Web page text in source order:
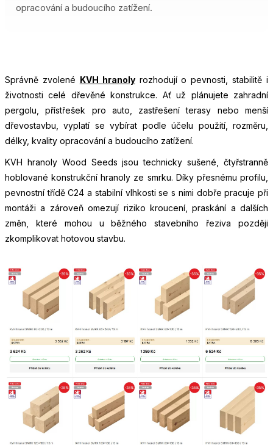
opracování a budoucího zatížení.
Správně zvolené KVH hranolyrozhodují o pevnosti, stabilitě i
životnosti celé dřevěné konstrukce. Ať už plánujete zahradní
pergolu, přístřešek pro auto, zastřešení terasy nebo menší
dřevostavbu, vyplatí se vybírat podle účelu použití, rozměru,
délky, kvality opracování a budoucího zatížení.
KVH hranoly Wood Seeds jsou technicky sušené, čtyřstranně
hoblované konstrukční hranoly ze smrku. Díky přesnému profilu,
pevnostní třídě C24 a stabilní vlhkosti se s nimi dobře pracuje při
montáži a zároveň omezují riziko kroucení, praskání a dalších
změn, které mohou u běžného stavebního řeziva později
zkomplikovat hotovou stavbu.